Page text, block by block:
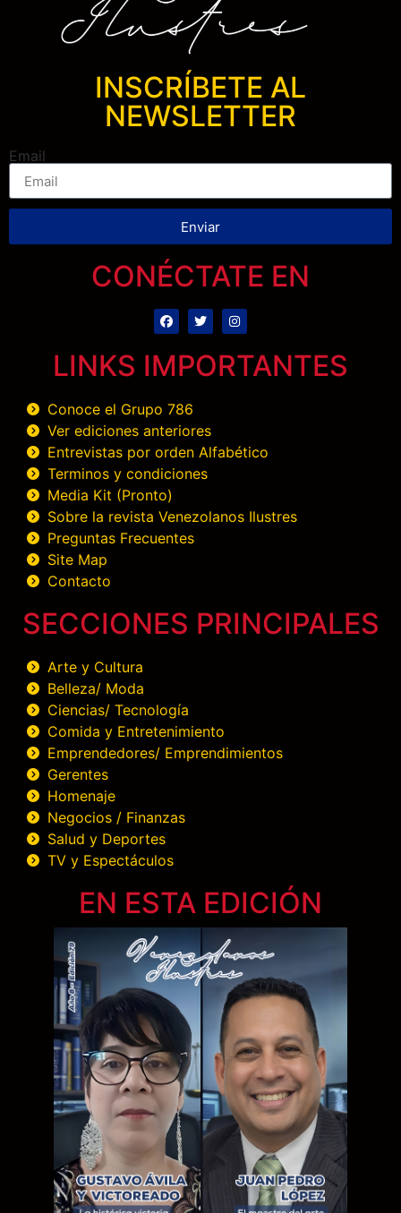
INSCRÍBETE AL
NEWSLETTER
Email
Enviar
CONÉCTATE EN
LINKS IMPORTANTES
Conoce el Grupo 786
Ver ediciones anteriores
Entrevistas por orden Alfabético
Terminos y condiciones
Media Kit (Pronto)
Sobre la revista Venezolanos Ilustres
Preguntas Frecuentes
Site Map
Contacto
SECCIONES PRINCIPALES
Arte y Cultura
Belleza/ Moda
Ciencias/ Tecnología
Comida y Entretenimiento
Emprendedores/ Emprendimientos
Gerentes
Homenaje
Negocios / Finanzas
Salud y Deportes
TV y Espectáculos
EN ESTA EDICIÓN